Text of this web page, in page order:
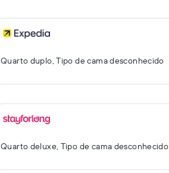
Quarto duplo, Tipo de cama desconhecido
Quarto deluxe, Tipo de cama desconhecido